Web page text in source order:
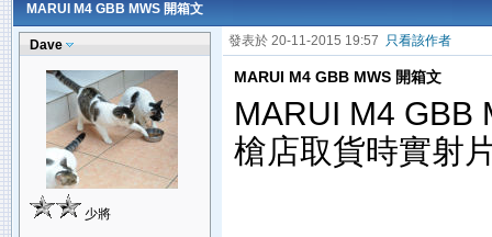
MARUI M4 GBB MWS 開箱文
Dave
少將
發表於 20-11-2015 19:57 只看該作者
MARUI M4 GBB MWS 開箱文
MARUI M4 GBB
槍店取貨時實射